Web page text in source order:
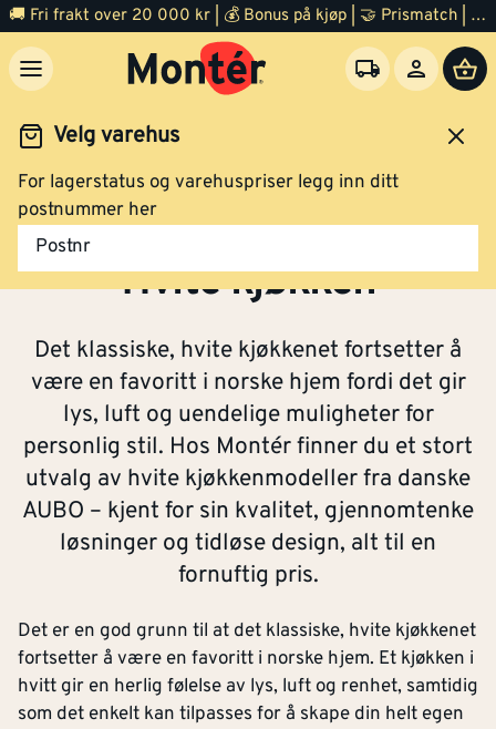
🚚 Fri frakt over 20 000 kr | 💰 Bonus på kjøp | 🤝 Prismatch | ⭐ 100% fornøyd garanti | 🏪 140 byggevarehus
Velg varehus
For lagerstatus og varehuspriser legg inn ditt
postnummer her
Postnr
Kjøkken Våre kjøkkenmodeller
Hvite kjøkken
Det klassiske, hvite kjøkkenet fortsetter å
være en favoritt i norske hjem fordi det gir
lys, luft og uendelige muligheter for
personlig stil. Hos Montér finner du et stort
utvalg av hvite kjøkkenmodeller fra danske
AUBO – kjent for sin kvalitet, gjennomtenke
løsninger og tidløse design, alt til en
fornuftig pris.
Det er en god grunn til at det klassiske, hvite kjøkkenet
fortsetter å være en favoritt i norske hjem. Et kjøkken i
hvitt gir en herlig følelse av lys, luft og renhet, samtidig
som det enkelt kan tilpasses for å skape din helt egen